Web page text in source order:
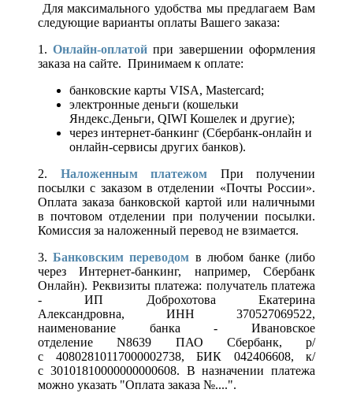
Для максимального удобства мы предлагаем Вам
следующие варианты оплаты Вашего заказа:
1. Онлайн-оплатой при завершении оформления
заказа на сайте. Принимаем к оплате:
банковские карты VISA, Mastercard;
электронные деньги (кошельки
Яндекс.Деньги, QIWI Кошелек и другие);
через интернет-банкинг (Сбербанк-онлайн и
онлайн-сервисы других банков).
2. Наложенным платежом При получении
посылки с заказом в отделении «Почты России».
Оплата заказа банковской картой или наличными
в почтовом отделении при получении посылки.
Комиссия за наложенный перевод не взимается.
3.Банковским переводом в любом банке (либо
через Интернет-банкинг, например, Сбербанк
Онлайн). Реквизиты платежа: получатель платежа
- ИП Доброхотова Екатерина
Александровна, ИНН 370527069522,
наименование банка - Ивановское
отделение N8639 ПАО Сбербанк, р/
с 40802810117000002738, БИК 042406608, к/
с 30101810000000000608. В назначении платежа
можно указать "Оплата заказа №....".